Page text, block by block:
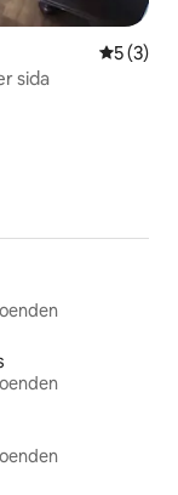
5 av 5 i
5 (3)
sida